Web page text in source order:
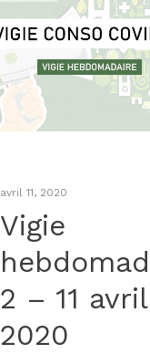
avril 11, 2020
Vigie
2 – 11 avril
2020